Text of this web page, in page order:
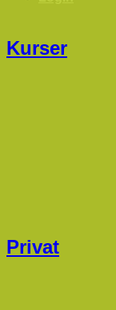
Kurser
Privat